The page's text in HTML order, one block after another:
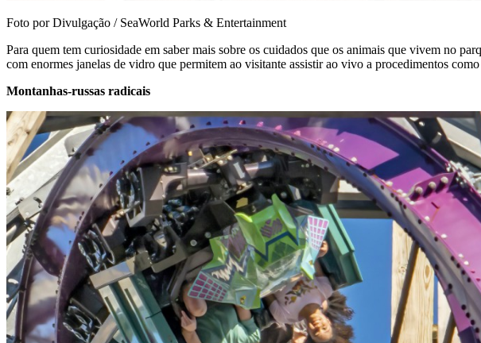
Foto por Divulgação / SeaWorld Parks & Entertainment
Para quem tem curiosidade em saber mais sobre os cuidados que os animais que vivem no
com enormes janelas de vidro que permitem ao visitante assistir ao vivo a procedimentos
Montanhas-russas radicais